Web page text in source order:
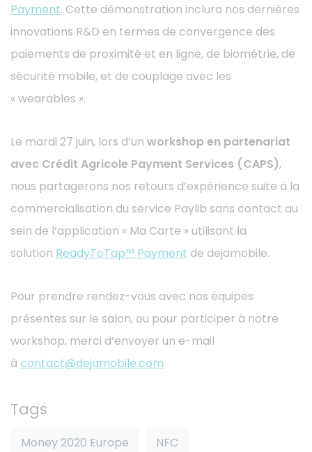
Payment. Cette démonstration inclura nos dernières
innovations R&D en termes de convergence des
paiements de proximité et en ligne, de biométrie, de
sécurité mobile, et de couplage avec les
« wearables ».
Le mardi 27 juin, lors d’un workshop en partenariat
avec Crédit Agricole Payment Services (CAPS),
nous partagerons nos retours d’expérience suite à la
commercialisation du service Paylib sans contact au
sein de l’application « Ma Carte » utilisant la
solution ReadyToTap™ Payment de dejamobile.
Pour prendre rendez-vous avec nos équipes
présentes sur le salon, ou pour participer à notre
workshop, merci d’envoyer un e-mail
à contact@dejamobile.com
Tags
Money 2020 Europe NFC